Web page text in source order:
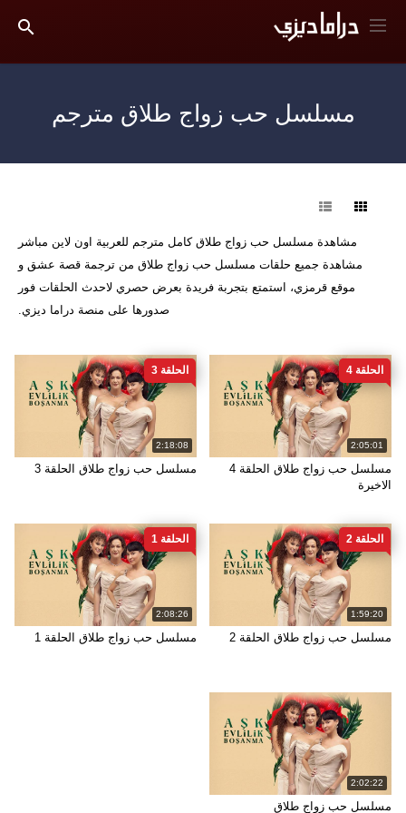
مسلسل حب زواج طلاق مترجم
مشاهدة مسلسل حب زواج طلاق كامل مترجم للعربية اون لاين مباشر
مشاهدة جميع حلقات مسلسل حب زواج طلاق من ترجمة قصة عشق و
موقع قرمزي، استمتع بتجربة فريدة بعرض حصري لاحدث الحلقات فور
صدورها على منصة دراما ديزي.
2:05:01
الحلقة 4
مسلسل حب زواج طلاق الحلقة 4
الاخيرة
2:18:08
الحلقة 3
مسلسل حب زواج طلاق الحلقة 3
1:59:20
الحلقة 2
مسلسل حب زواج طلاق الحلقة 2
2:08:26
الحلقة 1
مسلسل حب زواج طلاق الحلقة 1
2:02:22
مسلسل حب زواج طلاق